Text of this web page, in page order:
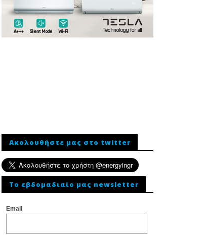
Ακολουθήστε μας στο twitter
To εβδομαδιαίο μας newsletter
Email